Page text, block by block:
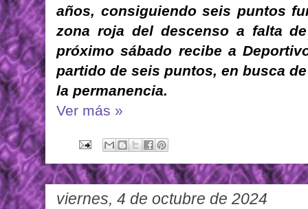
años, consiguiendo seis puntos
zona roja del descenso a falta
próximo sábado recibe a
partido de seis puntos, en busca
la permanencia.
Ver más »
viernes, 4 de octubre de 2024